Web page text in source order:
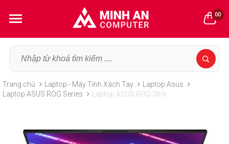
00
Trang chủ Laptop - Máy Tính Xách Tay
Laptop Asus
Laptop ASUS ROG Series
Laptop ASUS ROG Strix